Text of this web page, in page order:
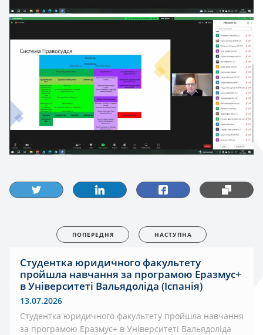
ПОПЕРЕДНЯ НАСТУПНА
Студентка юридичного факультету
пройшла навчання за програмою Еразмус+
в Університеті Вальядоліда (Іспанія)
13.07.2026
Студентка юридичного факультету пройшла навчання
за програмою Еразмус+ в Університеті Вальядоліда